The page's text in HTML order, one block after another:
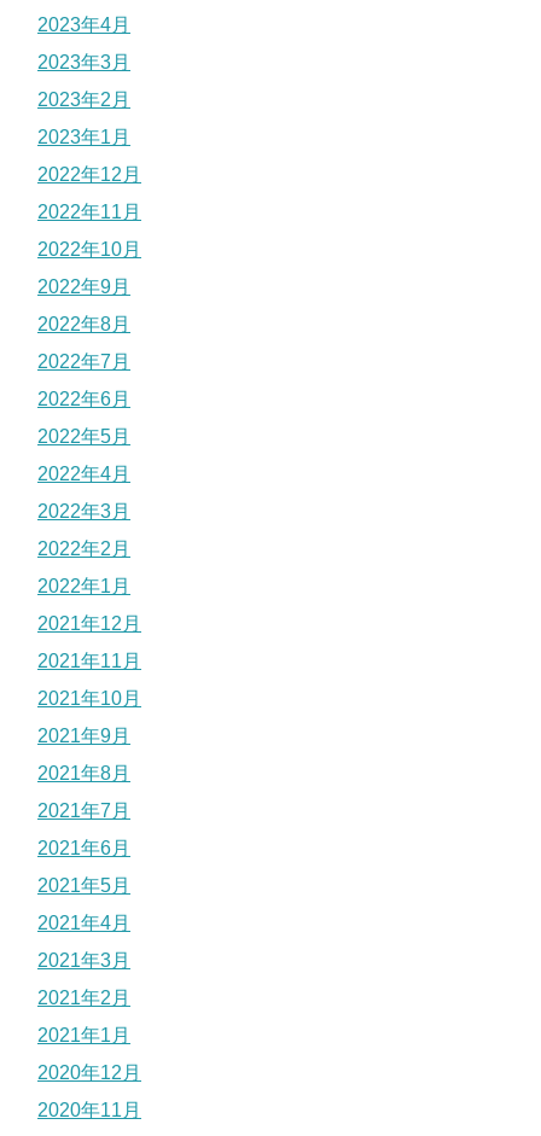
2023年4月
2023年3月
2023年2月
2023年1月
2022年12月
2022年11月
2022年10月
2022年9月
2022年8月
2022年7月
2022年6月
2022年5月
2022年4月
2022年3月
2022年2月
2022年1月
2021年12月
2021年11月
2021年10月
2021年9月
2021年8月
2021年7月
2021年6月
2021年5月
2021年4月
2021年3月
2021年2月
2021年1月
2020年12月
2020年11月